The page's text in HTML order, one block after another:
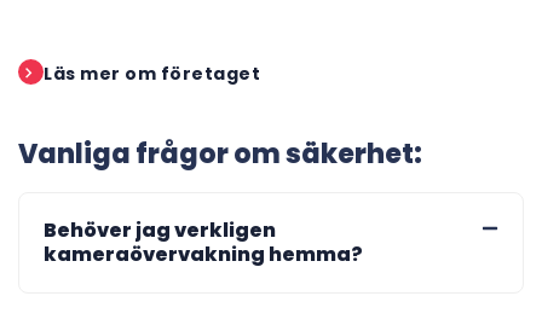
Läs mer om företaget
Vanliga frågor om säkerhet:
Behöver jag verkligen
kameraövervakning hemma?